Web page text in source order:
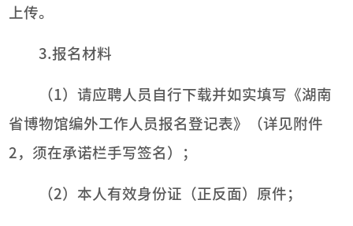
上传。
3.报名材料
（1）请应聘人员自行下载并如实填写《湖南
省博物馆编外工作人员报名登记表》（详见附件
2，须在承诺栏手写签名）；
（2）本人有效身份证（正反面）原件；